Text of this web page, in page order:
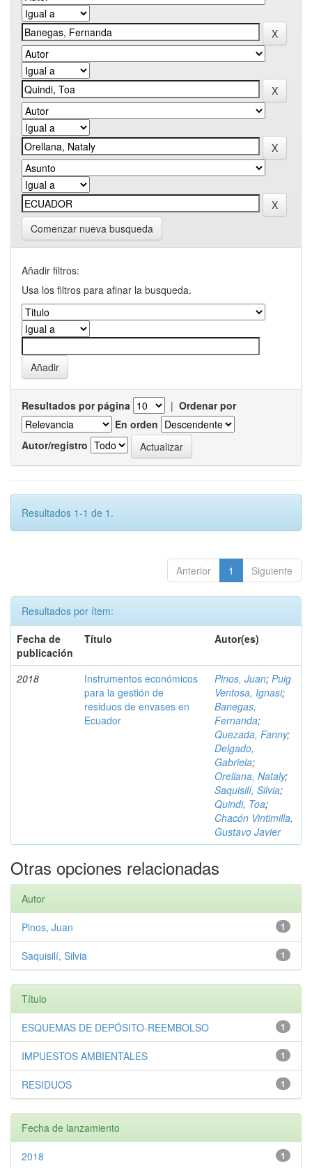
Comenzar nueva busqueda
Añadir filtros:
Usa los filtros para afinar la busqueda.
Resultados por página | Ordenar por
En orden
Autor/registro
Resultados 1-1 de 1.
Anterior 1 Siguiente
Resultados por ítem:
Fecha de
publicación
Título Autor(es)
2018
Instrumentos económicos
para la gestión de
residuos de envases en
Ecuador
Pinos, Juan; Puig
Ventosa, Ignasi;
Banegas,
Fernanda;
Quezada, Fanny;
Delgado,
Gabriela;
Orellana, Nataly;
Saquisilí, Silvia;
Quindi, Toa;
Chacón Vintimilla,
Gustavo Javier
Otras opciones relacionadas
Autor
1
Pinos, Juan
1
Saquisilí, Silvia
Título
1
ESQUEMAS DE DEPÓSITO-REEMBOLSO
1
IMPUESTOS AMBIENTALES
1
RESIDUOS
Fecha de lanzamiento
1
2018